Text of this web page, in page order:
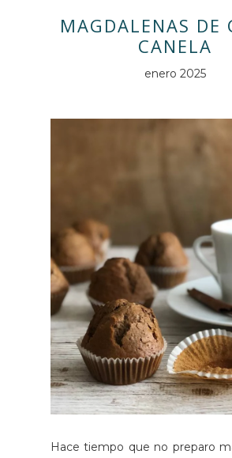
MAGDALENAS DE
CANELA
enero 2025
Hace tiempo que no preparo